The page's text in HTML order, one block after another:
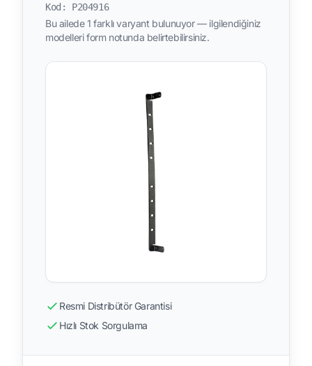
Kod: P204916
Bu ailede 1 farklı varyant bulunuyor — ilgilendiğiniz
modelleri form notunda belirtebilirsiniz.
Resmi Distribütör Garantisi
Hızlı Stok Sorgulama